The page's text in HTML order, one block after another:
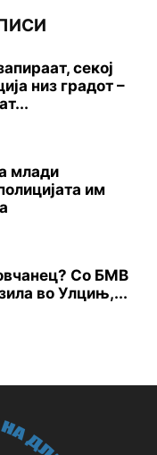
секој
низ градот –
млади
им
Со БМВ
во Улцињ,...